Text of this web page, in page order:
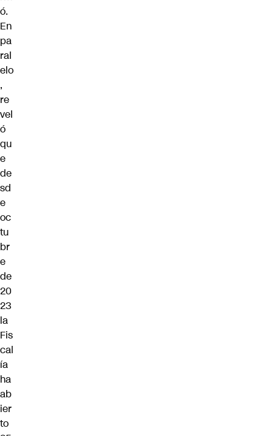
ó.
En
pa
ral
elo
,
re
vel
ó
qu
e
de
sd
e
oc
tu
br
e
de
20
23
la
Fis
cal
ía
ha
ab
ier
to